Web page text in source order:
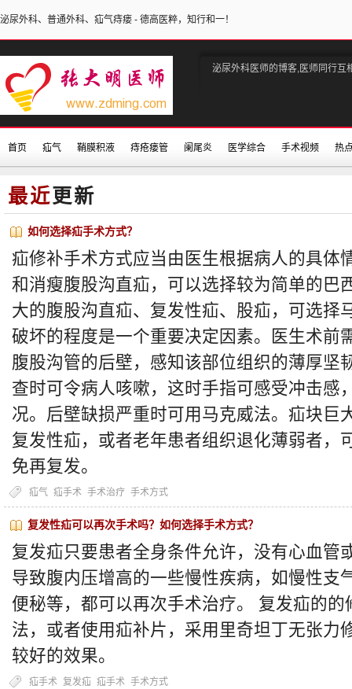
泌尿外科、普通外科、疝气痔瘘 - 德高医粹，知行和一！
泌尿外科医师的博客,医师同行互
首页 疝气 鞘膜积液 痔疮瘘管 阑尾炎 医学综合 手术视频 热
最近更新
如何选择疝手术方式？
疝修补手术方式应当由医生根据病人的具体
和消瘦腹股沟直疝，可以选择较为简单的巴
大的腹股沟直疝、复发性疝、股疝，可选择
破坏的程度是一个重要决定因素。医生术前
腹股沟管的后壁，感知该部位组织的薄厚坚
查时可令病人咳嗽，这时手指可感受冲击感
况。后壁缺损严重时可用马克威法。疝块巨
复发性疝，或者老年患者组织退化薄弱者，
免再复发。
疝气 疝手术 手术治疗 手术方式
复发性疝可以再次手术吗？如何选择手术方式？
复发疝只要患者全身条件允许，没有心血管
导致腹内压增高的一些慢性疾病，如慢性支
便秘等，都可以再次手术治疗。 复发疝的
法，或者使用疝补片，采用里奇坦丁无张力
较好的效果。
疝手术 复发疝 疝手术 手术方式